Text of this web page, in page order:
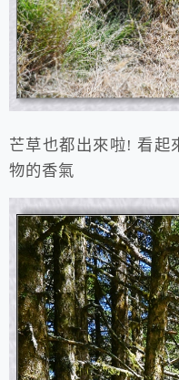
芒草也都出來啦! 看起
物的香氣